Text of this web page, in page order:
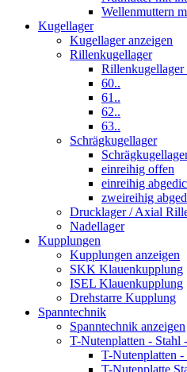
Wellenmuttern
Kugellager
Kugellager anzeigen
Rillenkugellager
Rillenkugellager
60..
61..
62..
63..
Schrägkugellager
einreihig offen
einreihig
zweireihig
Drucklager / Axial
Nadellager
Kupplungen
Kupplungen anzeigen
SKK Klauenkupplung
ISEL Klauenkupplung
Drehstarre Kupplung
Spanntechnik
Spanntechnik anzeigen
T-Nutenplatten - Stahl
T-Nutenplatten
T-Nutenplatte